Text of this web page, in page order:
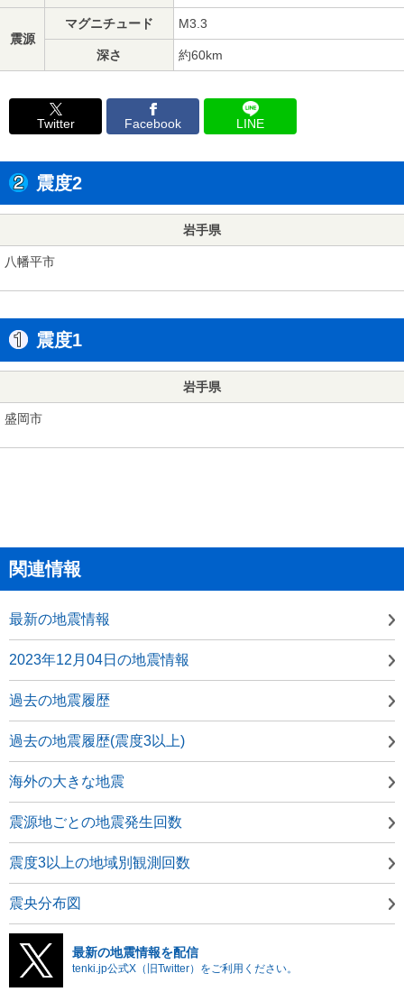
震源
マグニチュード M3.3
深さ 約60km
Twitter Facebook LINE
震度2
岩手県
八幡平市
震度1
岩手県
盛岡市
関連情報
最新の地震情報
2023年12月04日の地震情報
過去の地震履歴
過去の地震履歴(震度3以上)
海外の大きな地震
震源地ごとの地震発生回数
震度3以上の地域別観測回数
震央分布図
最新の地震情報を配信
tenki.jp公式X（旧Twitter）をご利用ください。